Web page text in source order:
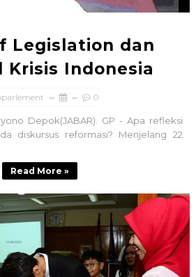
Legislation dan
Krisis Indonesia
0
Depok(JABAR). GP - Apa refleksi
diskursus reformasi? Menjelang 22
Read More »